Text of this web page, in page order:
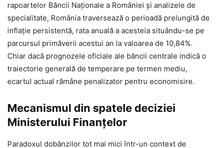
rapoartelor Băncii Naționale a României și analizele de
specialitate, România traversează o perioadă prelungită de
inflație persistentă, rata anuală a acesteia situându-se pe
parcursul primăverii acestui an la valoarea de 10,84%.
Chiar dacă prognozele oficiale ale băncii centrale indică o
traiectorie generală de temperare pe termen mediu,
ecartul actual rămâne penalizator pentru economisire.
Mecanismul din spatele deciziei
Ministerului Finanțelor
Paradoxul dobânzilor tot mai mici într-un context de